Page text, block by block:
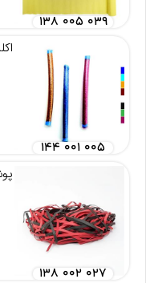
۱۳۸ ۰۰۵ ۰۳۹
۱۴۴ ۰۰۱ ۰۰۵
۱۳۸ ۰۰۲ ۰۲۷